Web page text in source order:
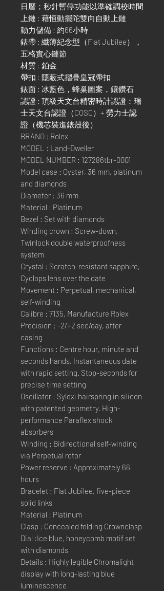
日曆；秒針暫停功能以準確調校時間
上鏈 : 藉恒動擺陀雙向自動上鏈
動力儲備 : 約66小時
錶帶 : 纖薄紀念型（Flat Jubilee），
五格實心鏈節
材質 : 鉑金
帶扣 : 隱蔽式摺疊皇冠帶扣
錶面 : 冰藍色，蜂巢圖案，鑲鑽石
認證 : 頂級天文台精密時計認證：瑞
士天文台認證（COSC）+ 勞力士認
證（機芯裝進錶殼後）
BRAND : Rolex
MODEL : Land-Dweller
MODEL NUMBER : 127286tbr-0001
Model case : Oyster, 36 mm, platinum
and diamonds
Diameter : 36 mm
Material : Platinum
Bezel : Set with diamonds
Winding crown : Screw-down,
Twinlock double waterproofness
system
Crystal : Scratch-resistant sapphire,
Cyclops lens over the date
Movement : Perpetual, mechanical,
self-winding
Calibre : 7135, Manufacture Rolex
Precision : -2/+2 sec/day, after
casing
Functions : Centre hour, minute and
seconds hands. Instantaneous date
with rapid setting. Stop-seconds for
precise time setting
Oscillator : Syloxi hairspring in silicon
with patented geometry. High-
performance Paraflex shock
absorbers
Winding : Bidirectional self-winding
via Perpetual rotor
Power reserve : Approximately 66
hours
Bracelet : Flat Jubilee, five-piece
solid links
Material : Platinum
Clasp : Concealed folding Crownclasp
Dial :Ice blue, honeycomb motif set
with diamonds
Details : Highly legible Chromalight
display with long-lasting blue
luminescence